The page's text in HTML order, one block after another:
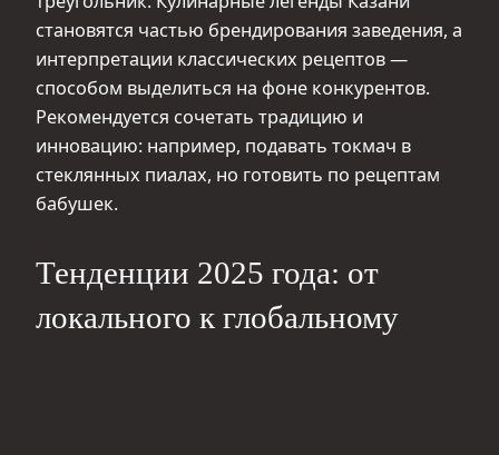
становятся частью брендирования заведения, а
интерпретации классических рецептов —
способом выделиться на фоне конкурентов.
Рекомендуется сочетать традицию и
инновацию: например, подавать токмач в
стеклянных пиалах, но готовить по рецептам
бабушек.
Тенденции 2025 года: от
локального к глобальному